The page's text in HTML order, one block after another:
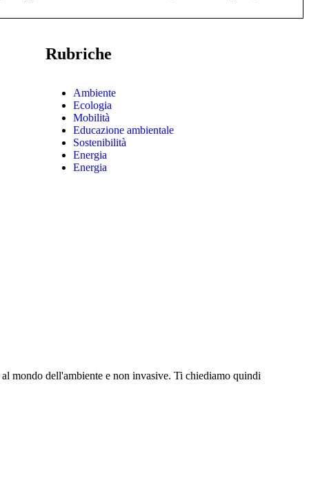
Rubriche
Ambiente
Ecologia
Mobilità
Educazione ambientale
Sostenibilità
Energia
Energia
mondo dell'ambiente e non invasive. Ti chiediamo quindi